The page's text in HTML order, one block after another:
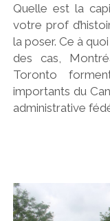
Quelle est la
votre prof
la poser. Ce à
des cas,
Toronto
importants du
administrative